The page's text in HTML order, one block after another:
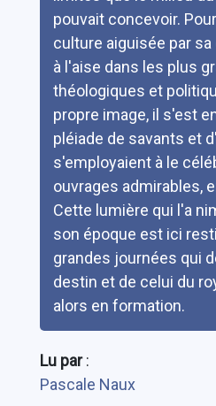
pouvait concevoir.
culture aiguisée par
à l'aise dans les plus
théologiques et
propre image, il s'est
pléiade de savants et
s'employaient à le
ouvrages admirables,
Cette lumière qui l'a
son époque est ici
grandes journées qui
destin et de celui du
alors en formation.
Lu par:
Pascale Naux